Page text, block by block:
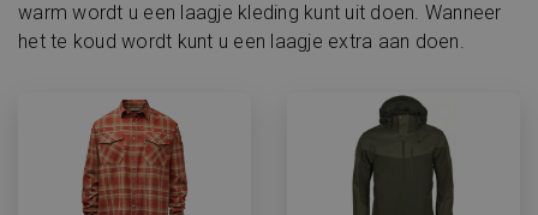
warm wordt u een laagje kleding kunt uit doen. Wanneer
het te koud wordt kunt u een laagje extra aan doen.